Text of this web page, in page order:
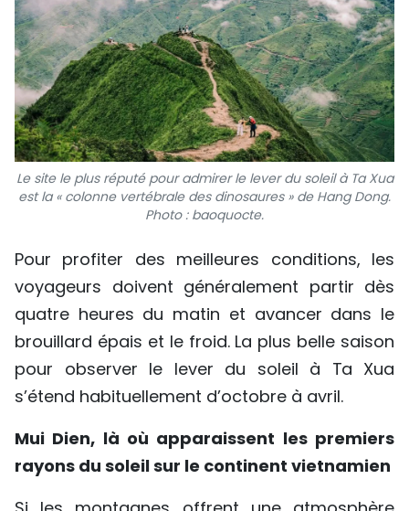
Le site le plus réputé pour admirer le lever du soleil à Ta Xua
est la « colonne vertébrale des dinosaures » de Hang Dong.
Photo : baoquocte.
Pour profiter des meilleures conditions, les
voyageurs doivent généralement partir dès
quatre heures du matin et avancer dans le
brouillard épais et le froid. La plus belle saison
pour observer le lever du soleil à Ta Xua
s’étend habituellement d’octobre à avril.
Mui Dien, là où apparaissent les premiers
rayons du soleil sur le continent vietnamien